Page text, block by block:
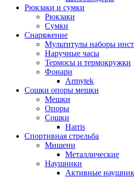
Рюкзаки и сумки
Рюкзаки
Сумки
Снаряжение
Мультитулы наборы
Наручные часы
Термосы и термокружки
Фонари
Armytek
Сошки опоры мешки
Мешки
Опоры
Сошки
Harris
Спортивная стрельба
Мишени
Металлические
Наушники
Активные